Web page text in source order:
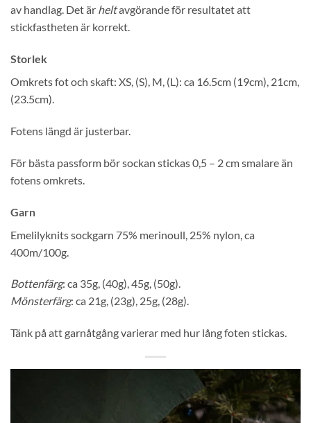
av handlag. Det är heltavgörande för resultatet att
stickfastheten är korrekt.
Storlek
Omkrets fot och skaft: XS, (S), M, (L): ca 16.5cm (19cm), 21cm,
(23.5cm).
Fotens längd är justerbar.
För bästa passform bör sockan stickas 0,5 – 2 cm smalare än
fotens omkrets.
Garn
Emelilyknits sockgarn 75% merinoull, 25% nylon, ca
400m/100g.
Bottenfärg: ca 35g, (40g), 45g, (50g).
Mönsterfärg: ca 21g, (23g), 25g, (28g).
Tänk på att garnåtgång varierar med hur lång foten stickas.